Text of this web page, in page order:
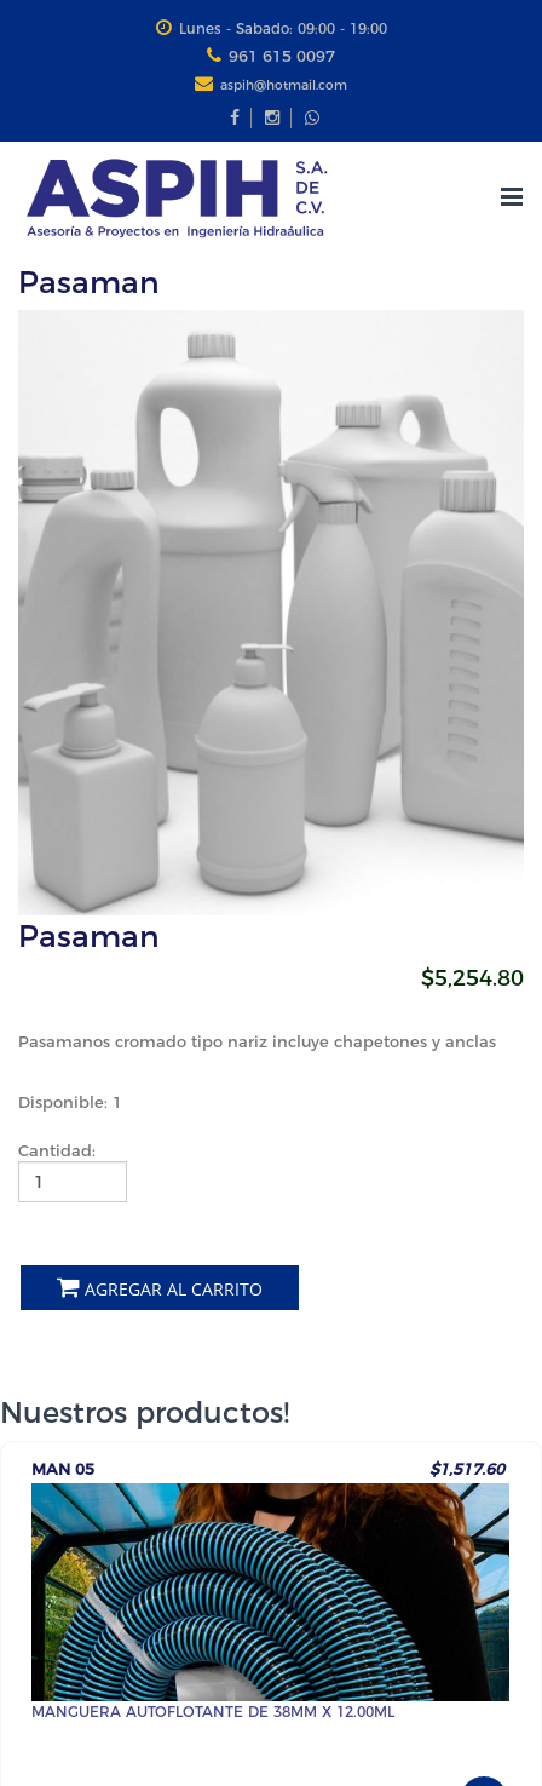
Lunes - Sabado: 09:00 - 19:00
961 615 0097
aspih@hotmail.com
Pasaman
Pasaman
$5,254.80
Pasamanos cromado tipo nariz incluye chapetones y anclas
Disponible: 1
Cantidad:
AGREGAR AL CARRITO
Nuestros productos!
MAN 05 $1,517.60
MANGUERA AUTOFLOTANTE DE 38MM X 12.00ML